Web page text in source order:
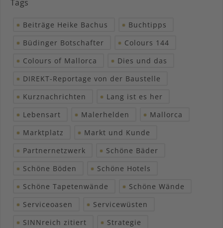
Tags
Beiträge Heike Bachus
Buchtipps
Büdinger Botschafter
Colours 144
Colours of Mallorca
Dies und das
DIREKT-Reportage von der Baustelle
Kurznachrichten
Lang ist es her
Lebensart
Malerhelden
Mallorca
Marktplatz
Markt und Kunde
Partnernetzwerk
Schöne Bäder
Schöne Böden
Schöne Hotels
Schöne Tapetenwände
Schöne Wände
Serviceoasen
Servicewüsten
SINNreich zitiert
Strategie